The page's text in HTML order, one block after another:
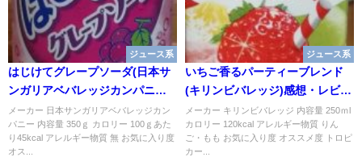
ジュース系
はじけてグレープソーダ(日本サ
ンガリアベバレッジカンパニー)
感想・レビュー
メーカー 日本サンガリアベバレッジカン
パニー 内容量 350ｇ カロリー 100ｇあた
り45kcal アレルギー物質 無 お気に入り度
オス...
ジュース系
いちご香るパーティーブレンド
(キリンビバレッジ)感想・レビュ
ー
メーカー キリンビバレッジ 内容量 250ｍl
カロリー 120kcal アレルギー物質 りん
ご・もも お気に入り度 オススメ度 トロピ
カー...